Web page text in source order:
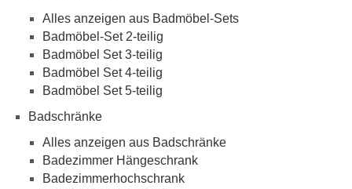
Alles anzeigen aus Badmöbel-Sets
Badmöbel-Set 2-teilig
Badmöbel Set 3-teilig
Badmöbel Set 4-teilig
Badmöbel Set 5-teilig
Badschränke
Alles anzeigen aus Badschränke
Badezimmer Hängeschrank
Badezimmerhochschrank